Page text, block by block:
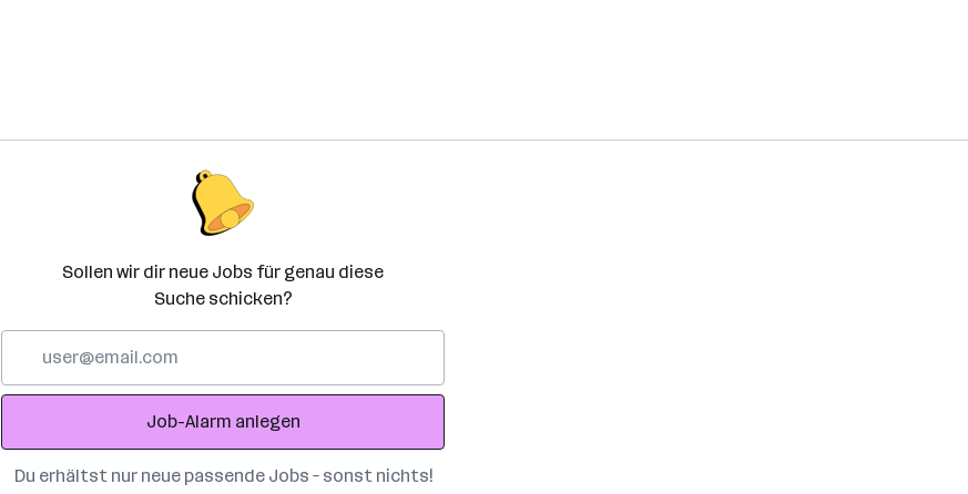
Sollen wir dir neue Jobs für genau diese
Suche schicken?
Adresse
Job-Alarm anlegen
Du erhältst nur neue passende Jobs – sonst nichts!